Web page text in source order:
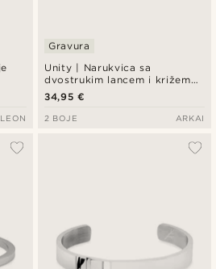
Unity | Narukvica sa
dvostrukim lancem i križem
od srebrnog čelika
Gravura
34,95 €
2 BOJE ARKAI